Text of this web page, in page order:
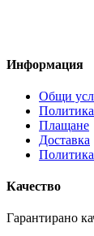
Информация
Общи
Плащане
Доставка
Качество
Гарантирано